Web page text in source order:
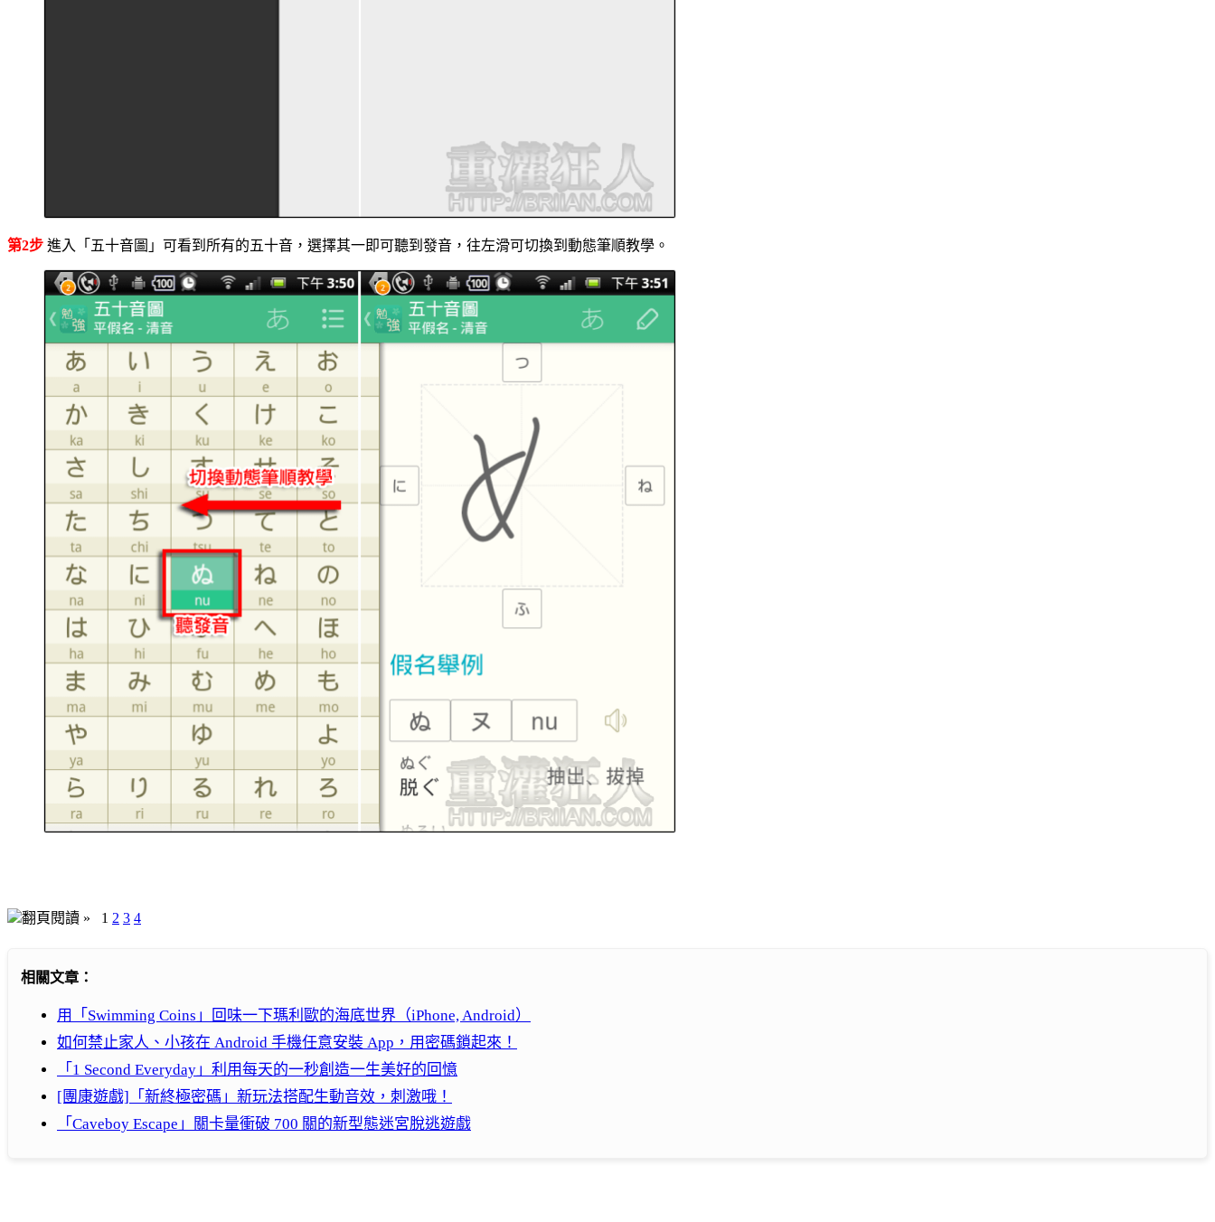
第2步 進入「五十音圖」可看到所有的五十音，選擇其一即可聽到發音，往左滑可切換到動態筆順教學。
翻頁閱讀 » 1 2 3 4
相關文章：
用「Swimming Coins」回味一下瑪利歐的海底世界（iPhone, Android）
如何禁止家人、小孩在 Android 手機任意安裝 App，用密碼鎖起來！
「1 Second Everyday」利用每天的一秒創造一生美好的回憶
[團康遊戲]「新終極密碼」新玩法搭配生動音效，刺激哦！
「Caveboy Escape」關卡量衝破 700 關的新型態迷宮脫逃遊戲